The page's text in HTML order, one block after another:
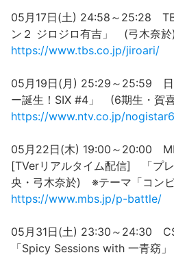
05月17日(土) 24:58～25:28
ン２ ジロジロ有吉」 (弓木奈於)
https://www.tbs.co.jp/jiroari/
05月19日(月) 25:29～25:59
ー誕生！SIX #4」 (6期生・賀
https://www.ntv.co.jp/
05月22日(木) 19:00～20:00
[TVerリアルタイム配信] 「プ
央・弓木奈於) ※テーマ「コンビ
https://www.mbs.jp/p-battle/
05月31日(土) 23:30～24:30
「Spicy Sessions with 一青窈